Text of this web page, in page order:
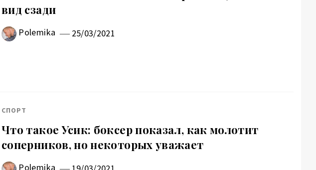
вид сзади
Polemika 25/03/2021
СПОРТ
Что такое Усик: боксер показал, как молотит
соперников, но некоторых уважает
Polemika